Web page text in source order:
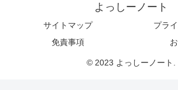
よっしーノート
サイトマップ
プラ
免責事項
© 2023 よっしーノート.